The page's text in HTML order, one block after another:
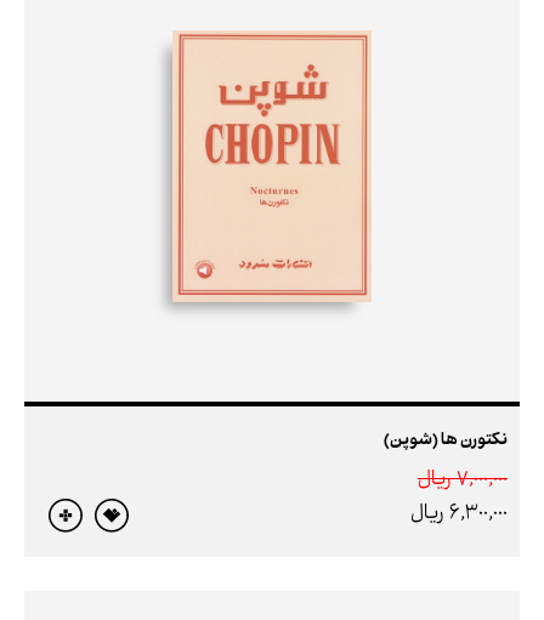
نکتورن ها (شوپن)
7,000,000 ريال
6,300,000 ريال